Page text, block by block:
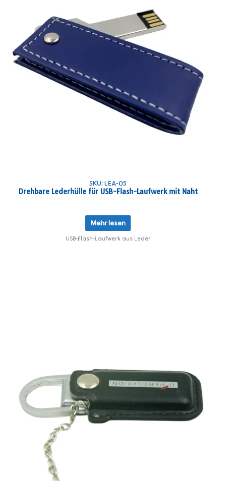
SKU: LEA-05
Drehbare Lederhülle für USB-Flash-Laufwerk mit Naht
Mehr lesen
USB-Flash-Laufwerk aus Leder